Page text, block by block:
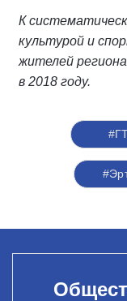
К
культурой и
жителей
в 2018 году.